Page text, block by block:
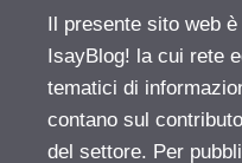
Il presente sito web
IsayBlog! la cui rete
tematici di
contano sul
del settore. Per